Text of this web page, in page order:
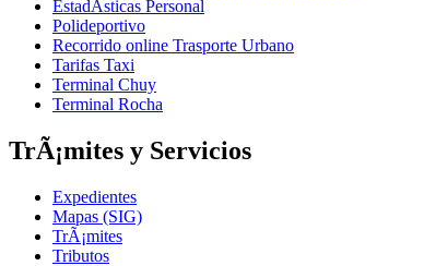
EstadÃ­sticas Personal
Polideportivo
Recorrido online Trasporte Urbano
Tarifas Taxi
Terminal Chuy
Terminal Rocha
TrÃ¡mites y Servicios
Expedientes
Mapas (SIG)
TrÃ¡mites
Tributos